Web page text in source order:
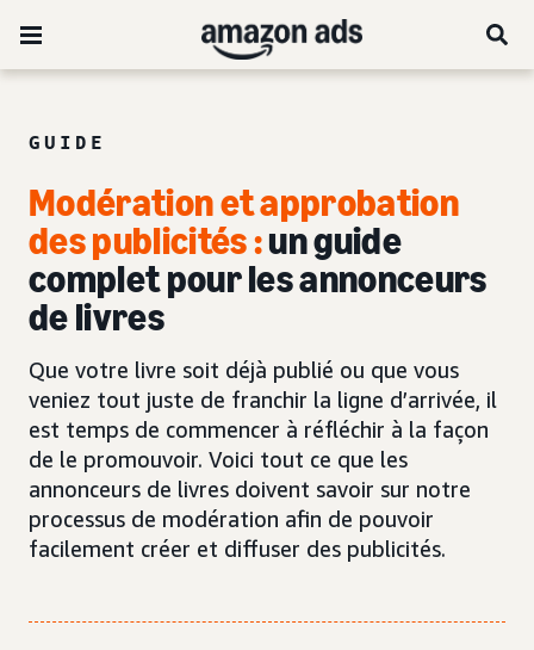
GUIDE
Modération et approbation
des publicités :un guide
complet pour les annonceurs
de livres
Que votre livre soit déjà publié ou que vous
veniez tout juste de franchir la ligne d’arrivée, il
est temps de commencer à réfléchir à la façon
de le promouvoir. Voici tout ce que les
annonceurs de livres doivent savoir sur notre
processus de modération afin de pouvoir
facilement créer et diffuser des publicités.